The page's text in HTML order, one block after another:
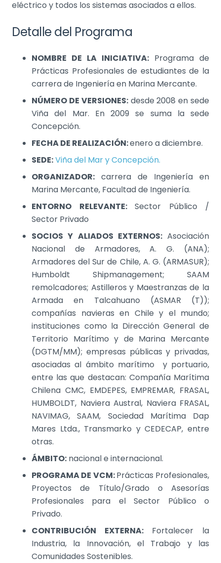
eléctrico y todos los sistemas asociados a ellos.
Detalle del Programa
NOMBRE DE LA INICIATIVA: Programa de
Prácticas Profesionales de estudiantes de la
carrera de Ingeniería en Marina Mercante.
NÚMERO DE VERSIONES:desde 2008 en sede
Viña del Mar. En 2009 se suma la sede
Concepción.
FECHA DE REALIZACIÓN:enero a diciembre.
SEDE:Viña del Mar y Concepción.
ORGANIZADOR: carrera de Ingeniería en
Marina Mercante, Facultad de Ingeniería.
ENTORNO RELEVANTE: Sector Público /
Sector Privado
SOCIOS Y ALIADOS EXTERNOS:Asociación
Nacional de Armadores, A. G. (ANA);
Armadores del Sur de Chile, A. G. (ARMASUR);
Humboldt Shipmanagement; SAAM
remolcadores; Astilleros y Maestranzas de la
Armada en Talcahuano (ASMAR (T));
compañías navieras en Chile y el mundo;
instituciones como la Dirección General de
Territorio Marítimo y de Marina Mercante
(DGTM/MM); empresas públicas y privadas,
asociadas al ámbito marítimo y portuario,
entre las que destacan: Compañía Marítima
Chilena CMC, EMDEPES, EMPREMAR, FRASAL,
HUMBOLDT, Naviera Austral, Naviera FRASAL,
NAVIMAG, SAAM, Sociedad Marítima Dap
Mares Ltda., Transmarko y CEDECAP, entre
otras.
ÁMBITO: nacional e internacional.
PROGRAMA DE VCM:Prácticas Profesionales,
Proyectos de Título/Grado o Asesorías
Profesionales para el Sector Público o
Privado.
CONTRIBUCIÓN EXTERNA: Fortalecer la
Industria, la Innovación, el Trabajo y las
Comunidades Sostenibles.